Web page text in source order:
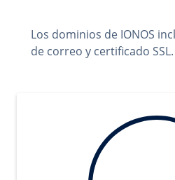
Los dominios de IONOS
de correo y certificado SSL.